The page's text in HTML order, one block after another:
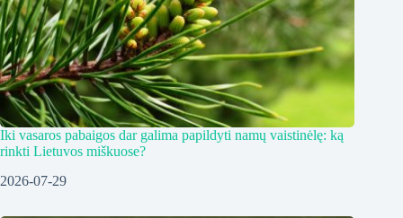
Iki vasaros pabaigos dar galima papildyti namų vaistinėlę: ką
rinkti Lietuvos miškuose?
2026-07-29